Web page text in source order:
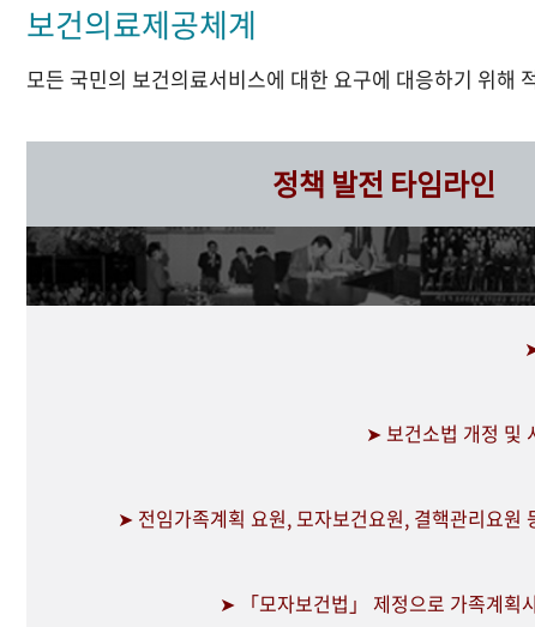
보건의료제공체계
모든 국민의 보건의료서비스에 대한 요구에 대응하기 위해
정책 발전 타임라인
➤ 보건소법 개정 및
➤ 전임가족계획 요원, 모자보건요원, 결핵관리요원
➤ 「모자보건법」 제정으로 가족계획